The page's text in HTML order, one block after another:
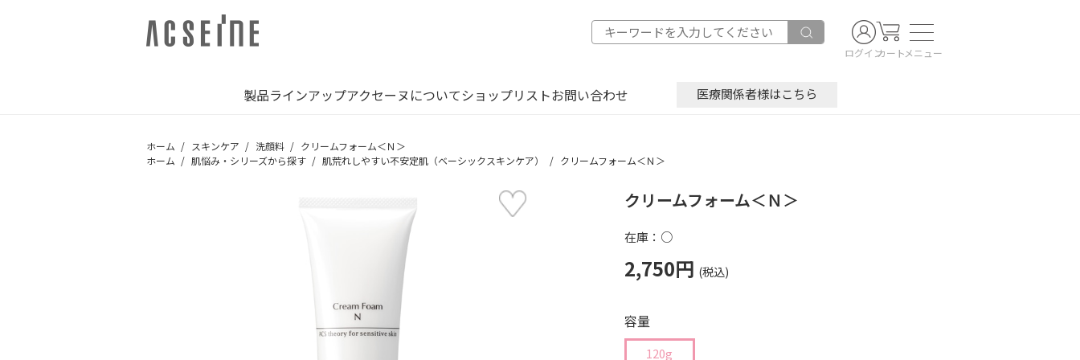
ログインカートメニュー
製品ラインアップアクセーヌについてショップリストお問い合わせ 医療関係者様はこちら
ホーム スキンケア 洗顔料
クリームフォーム＜Ｎ＞
ホーム
肌悩み・シリーズから探す 肌荒れしやすい不安定肌（ベーシックスキンケア） クリームフォーム＜Ｎ＞
クリームフォーム＜Ｎ＞
在庫：○
2,750円
容量
120g